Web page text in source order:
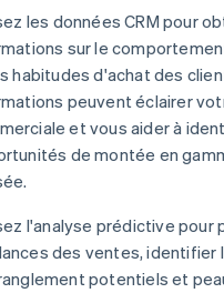
les données CRM pour
sur le
habitudes d'achat des
peuvent éclairer
et vous aider à
de montée en
l'analyse prédictive pour
des ventes, identifier
potentiels et